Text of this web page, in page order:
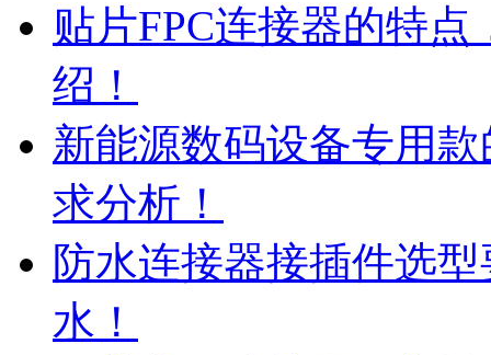
贴片FPC连接器的特
绍！
新能源数码设备专用
求分析！
防水连接器接插件选
水！